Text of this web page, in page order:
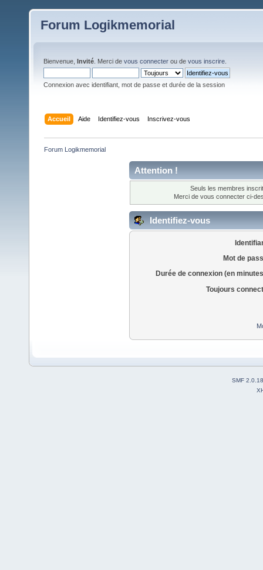
Forum Logikmemorial
Bienvenue, Invité . Merci de vous connecter ou de vous inscrire
Connexion avec identifiant, mot de passe et durée de la session
Accueil Aide Identifiez-vous Inscrivez-vous
Forum Logikmemorial
Attention !
Seuls les membres
Merci de vous connecter ci-
Identifiez-vous
Mot de
Durée de connexion (en
Toujours
SMF 2.0.18